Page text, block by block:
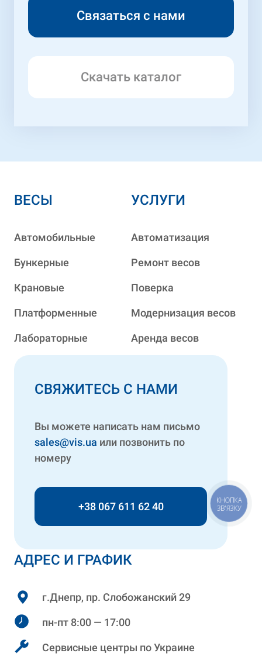
Скачать каталог
АДРЕС И ГРАФИК
г.Днепр, пр. Слобожанский 29
пн-пт 8:00 — 17:00
Сервисные центры по Украине
ВЕСЫ
Автомобильные
Бункерные
Крановые
Платформенные
Лабораторные
УСЛУГИ
Автоматизация
Ремонт весов
Поверка
Модернизация весов
Аренда весов
СВЯЖИТЕСЬ С НАМИ
Вы можете написать нам письмо
sales@vis.ua или позвонить по
номеру
+38 067 611 62 40
КНОПКА
ЗВ'ЯЗКУ